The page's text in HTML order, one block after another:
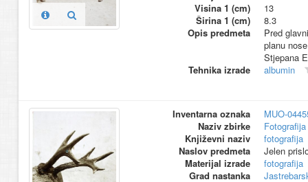
Visina 1 (cm)
13
Širina 1 (cm)
8.3
Opis predmeta
Pred
planu
Stjepana
Tehnika izrade
albumin
Inventarna oznaka
MUO-
Naziv zbirke
Književni naziv
fotografija
Naslov predmeta
Jelen
Materijal izrade
fotografija
Grad nastanka